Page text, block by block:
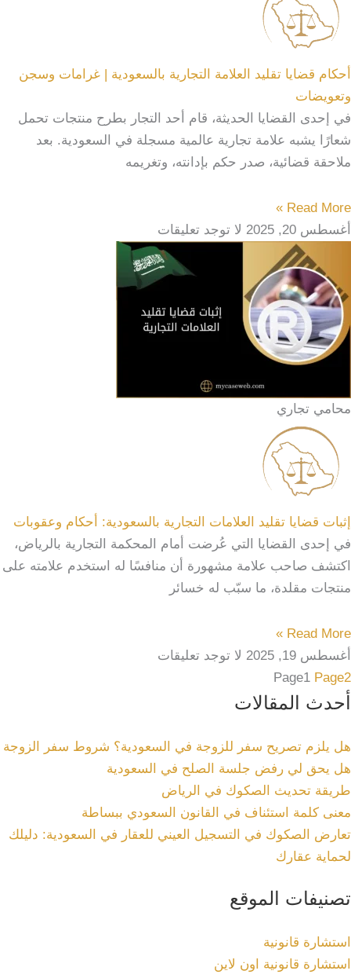
أحكام قضايا تقليد العلامة التجارية بالسعودية | غرامات وسجن
وتعويضات
في إحدى القضايا الحديثة، قام أحد التجار بطرح منتجات تحمل
شعارًا يشبه علامة تجارية عالمية مسجلة في السعودية. بعد
ملاحقة قضائية، صدر حكم بإدانته، وتغريمه
Read More »
أغسطس 20, 2025
لا توجد تعليقات
محامي تجاري
إثبات قضايا تقليد العلامات التجارية بالسعودية: أحكام وعقوبات
في إحدى القضايا التي عُرضت أمام المحكمة التجارية بالرياض،
اكتشف صاحب علامة مشهورة أن منافسًا له استخدم علامته على
منتجات مقلدة، ما سبّب له خسائر
Read More »
أغسطس 19, 2025
لا توجد تعليقات
Page1 Page2
أحدث المقالات
هل يلزم تصريح سفر للزوجة في السعودية؟ شروط سفر الزوجة
هل يحق لي رفض جلسة الصلح في السعودية
طريقة تحديث الصكوك في الرياض
معنى كلمة استئناف في القانون السعودي ببساطة
تعارض الصكوك في التسجيل العيني للعقار في السعودية: دليلك
لحماية عقارك
تصنيفات الموقع
استشارة قانونية
استشارة قانونية اون لاين